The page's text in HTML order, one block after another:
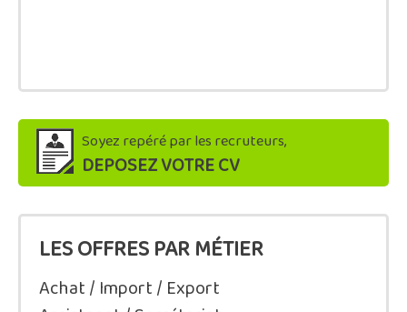
Soyez repéré par les recruteurs,
DEPOSEZ VOTRE CV
LES OFFRES PAR MÉTIER
Achat / Import / Export